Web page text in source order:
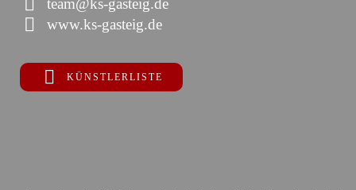
team@ks-gasteig.de
www.ks-gasteig.de
KÜNSTLERLISTE